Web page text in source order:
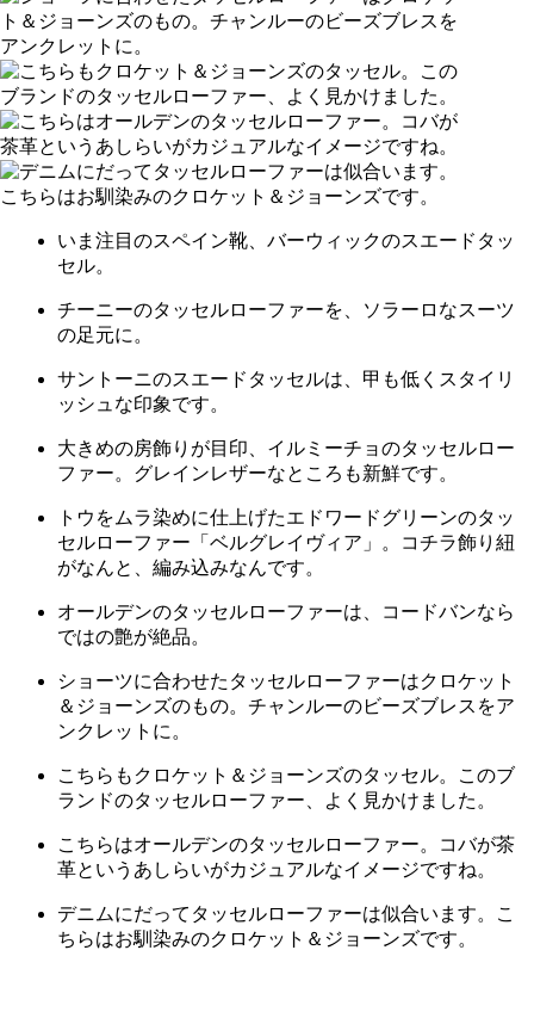
いま注目のスペイン靴、バーウィックのスエードタッ
セル。
チーニーのタッセルローファーを、ソラーロなスーツ
の足元に。
サントーニのスエードタッセルは、甲も低くスタイリ
ッシュな印象です。
大きめの房飾りが目印、イルミーチョのタッセルロー
ファー。グレインレザーなところも新鮮です。
トウをムラ染めに仕上げたエドワードグリーンのタッ
セルローファー「ベルグレイヴィア」。コチラ飾り紐
がなんと、編み込みなんです。
オールデンのタッセルローファーは、コードバンなら
ではの艶が絶品。
ショーツに合わせたタッセルローファーはクロケット
＆ジョーンズのもの。チャンルーのビーズブレスをア
ンクレットに。
こちらもクロケット＆ジョーンズのタッセル。このブ
ランドのタッセルローファー、よく見かけました。
こちらはオールデンのタッセルローファー。コバが茶
革というあしらいがカジュアルなイメージですね。
デニムにだってタッセルローファーは似合います。こ
ちらはお馴染みのクロケット＆ジョーンズです。